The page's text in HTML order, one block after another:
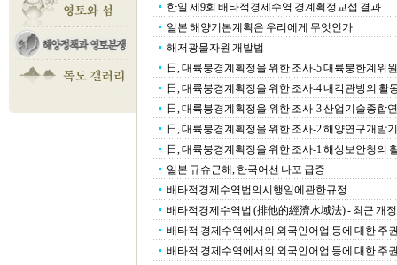
한일 제9회 배타적경제수역 경계획정교섭 결과
일본 해양기본계획은 우리에게 무엇인가
해저광물자원 개발법
日, 대륙붕경계획정을 위한 조사-5 대륙붕한계위
日, 대륙붕경계획정을 위한 조사-4 내각관방의 활
日, 대륙붕경계획정을 위한 조사-3 산업기술종합
日, 대륙붕경계획정을 위한 조사-2 해양연구개발
日, 대륙붕경계획정을 위한 조사-1 해상보안청의
일본 규슈근해, 한국어선 나포 급증
배타적경제수역법의시행일에관한규정
배타적경제수역법 (排他的經濟水域法) - 최근 개
배타적 경제수역에서의 외국인어업 등에 대한 주
배타적 경제수역에서의 외국인어업 등에 대한 주